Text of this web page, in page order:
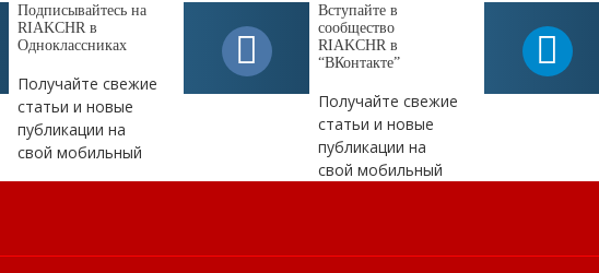
Подписывайтесь на
RIAKCHR в
Одноклассниках
Получайте свежие
статьи и новые
публикации на
свой мобильный
Вступайте в
сообщество
RIAKCHR в
“ВКонтакте”
Получайте свежие
статьи и новые
публикации на
свой мобильный